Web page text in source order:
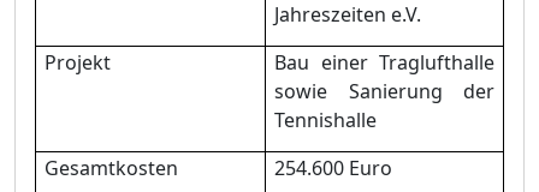
Jahreszeiten e.V.
Projekt
Bau einer Traglufthalle
sowie Sanierung der
Tennishalle
Gesamtkosten
254.600 Euro